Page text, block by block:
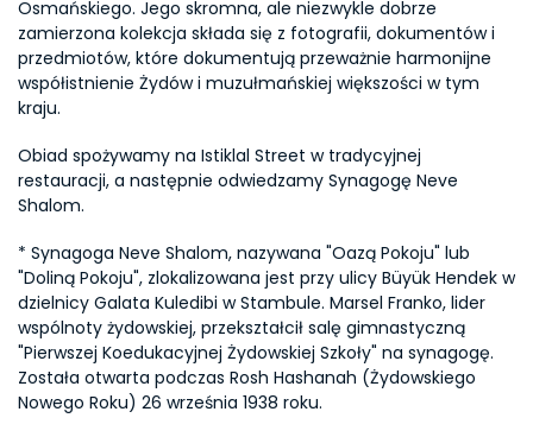
Osmańskiego. Jego skromna, ale niezwykle dobrze
zamierzona kolekcja składa się z fotografii, dokumentów i
przedmiotów, które dokumentują przeważnie harmonijne
współistnienie Żydów i muzułmańskiej większości w tym
kraju.
Obiad spożywamy na Istiklal Street w tradycyjnej
restauracji, a następnie odwiedzamy Synagogę Neve
Shalom.
* Synagoga Neve Shalom, nazywana "Oazą Pokoju" lub
"Doliną Pokoju", zlokalizowana jest przy ulicy Büyük Hendek w
dzielnicy Galata Kuledibi w Stambule. Marsel Franko, lider
wspólnoty żydowskiej, przekształcił salę gimnastyczną
"Pierwszej Koedukacyjnej Żydowskiej Szkoły" na synagogę.
Została otwarta podczas Rosh Hashanah (Żydowskiego
Nowego Roku) 26 września 1938 roku.